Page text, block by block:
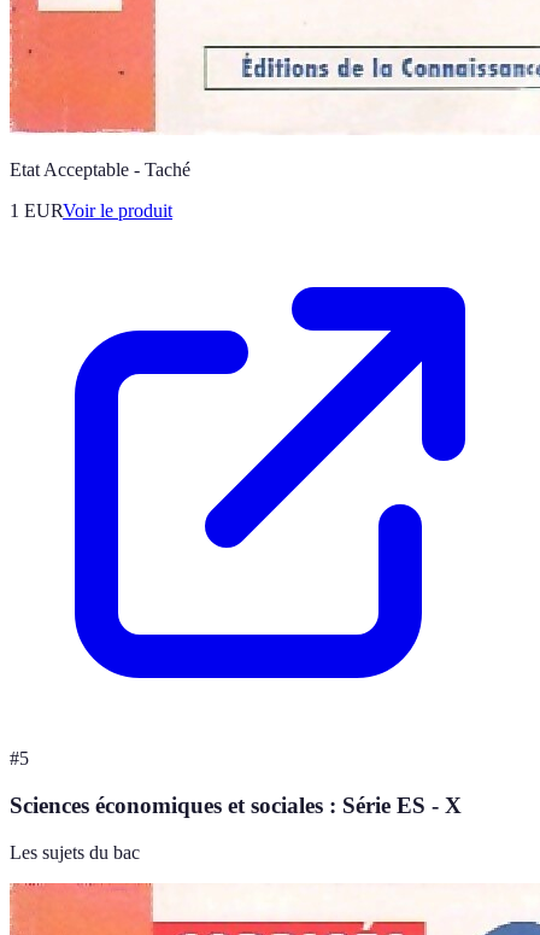
Etat Acceptable - Taché
1 EURVoir le produit
#5
Sciences économiques et sociales : Série ES - X
Les sujets du bac